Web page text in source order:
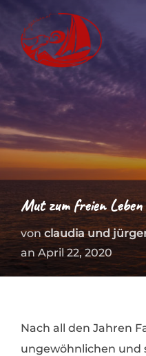
Zum
Inhalt
springen
Mut zum freien Leben
vonclaudia und
an Veröffentlicht
April 22, 2020
Nach all den Jahren
ungewöhnlichen und